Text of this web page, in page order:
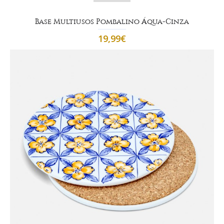
Base Multiusos Pombalino Áqua-Cinza
19,99€